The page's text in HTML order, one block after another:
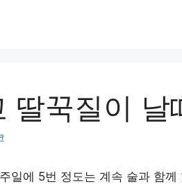
딸꾹질이 날
일에 5번 정도는 계속 술과 함께